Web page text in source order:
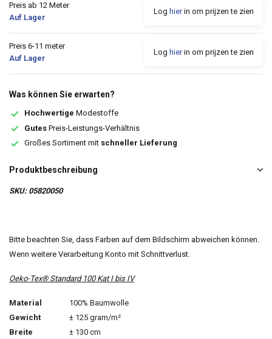
Preis ab 12 Meter
Auf Lager
Log hierin om prijzen te zien
Preis 6-11 meter
Auf Lager
Log hierin om prijzen te zien
Was können Sie erwarten?
Hochwertige Modestoffe
Gutes Preis-Leistungs-Verhältnis
Großes Sortiment mit schneller Lieferung
Produktbeschreibung
SKU: 05820050
Bitte beachten Sie, dass Farben auf dem Bildschirm abweichen können.
Wenn weitere Verarbeitung Konto mit Schnittverlust.
Oeko-Tex® Standard 100 Kat I bis IV
Material
100% Baumwolle
Gewicht
± 125 gram/m²
Breite
± 130 cm